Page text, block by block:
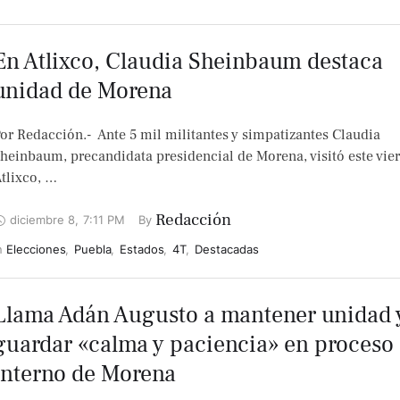
Atlixco, Claudia Sheinbaum destaca
de Morena
Redacción.- Ante 5 mil militantes y simpatizantes Claudia
precandidata presidencial de Morena, visitó este
…
diciembre 8, 7:11 PM By Redacción
Elecciones, Puebla, Estados, 4T, Destacadas
Adán Augusto a mantener unidad
«calma y paciencia» en proceso
de Morena